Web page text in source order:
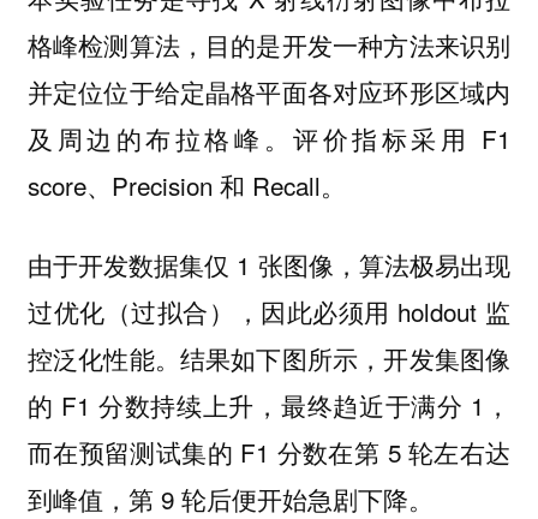
格峰检测算法，目的是开发一种方法来识别
并定位位于给定晶格平面各对应环形区域内
及周边的布拉格峰。评价指标采用 F1
score、Precision 和 Recall。
由于开发数据集仅 1 张图像，算法极易出现
过优化（过拟合），因此必须用 holdout 监
控泛化性能。结果如下图所示，开发集图像
的 F1 分数持续上升，最终趋近于满分 1，
而在预留测试集的 F1 分数在第 5 轮左右达
到峰值，第 9 轮后便开始急剧下降。